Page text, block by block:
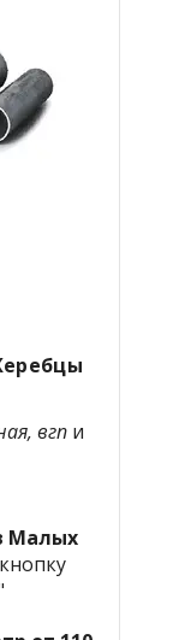
вгп и
Малых